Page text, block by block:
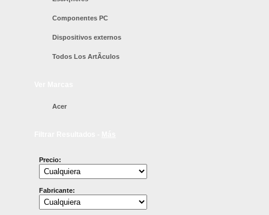
Componentes PC
Dispositivos externos
Todos Los ArtÃ­culos
Acer
Precio:
Fabricante: